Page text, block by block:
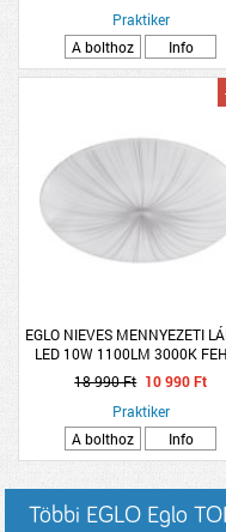
Praktiker
A bolthoz
Info
EGLO NIEVES MENNYEZETI
LED 10W 1100LM 3000K
18 990 Ft 10 990 Ft
Praktiker
A bolthoz
Info
Többi EGLO Eglo